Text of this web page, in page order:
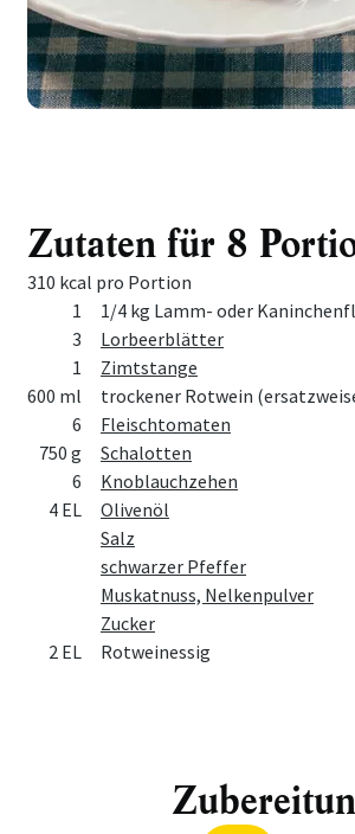
Zutaten für 8
310 kcal pro Portion
Menge Zutat
1
1/4 kg Lamm- oder
3
Lorbeerblätter
1
Zimtstange
600 ml
trockener Rotwein
6
Fleischtomaten
750 g
Schalotten
6
Knoblauchzehen
4 EL
Olivenöl
Salz
schwarzer Pfeffer
Muskatnuss, Nelkenpulver
Zucker
2 EL
Rotweinessig